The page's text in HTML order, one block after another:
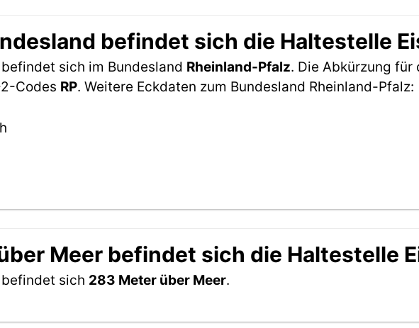
befindet sich die Haltestelle
sich im Bundesland Rheinland-Pfalz. Die Abkürzung
Codes RP. Weitere Eckdaten zum Bundesland Rheinland-Pfalz:
Meer befindet sich die Haltestelle
sich 283 Meter über Meer.